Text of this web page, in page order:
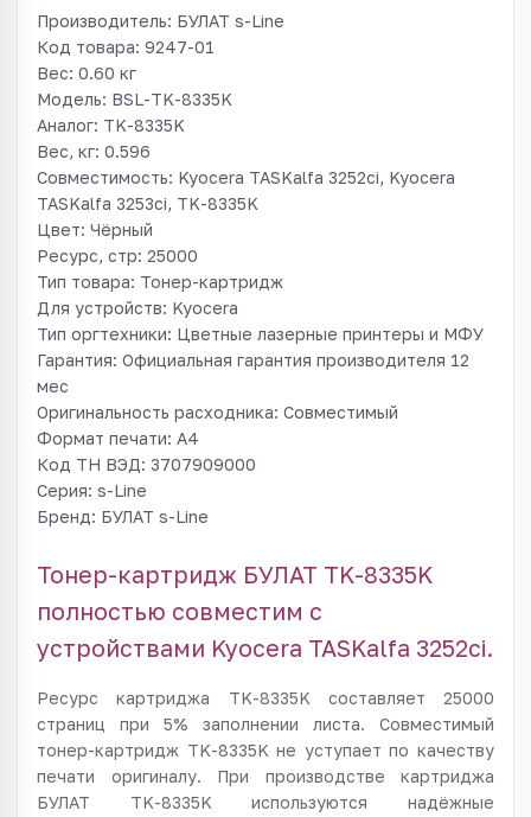
Производитель: БУЛАТ s-Line
Код товара: 9247-01
Вес: 0.60 кг
Модель: BSL-TK-8335K
Аналог: TK-8335K
Вес, кг: 0.596
Совместимость: Kyocera TASKalfa 3252ci, Kyocera
TASKalfa 3253ci, TK-8335K
Цвет: Чёрный
Ресурс, стр: 25000
Тип товара: Тонер-картридж
Для устройств: Kyocera
Тип оргтехники: Цветные лазерные принтеры и МФУ
Гарантия: Официальная гарантия производителя 12
мес
Оригинальность расходника: Совместимый
Формат печати: A4
Код ТН ВЭД: 3707909000
Серия: s-Line
Бренд: БУЛАТ s-Line
Тонер-картридж БУЛАТ TK-8335K
полностью совместим с
устройствами Kyocera TASKalfa 3252ci.
Ресурс картриджа TK-8335K составляет 25000
страниц при 5% заполнении листа. Совместимый
тонер-картридж TK-8335K не уступает по качеству
печати оригиналу. При производстве картриджа
БУЛАТ TK-8335K используются надёжные